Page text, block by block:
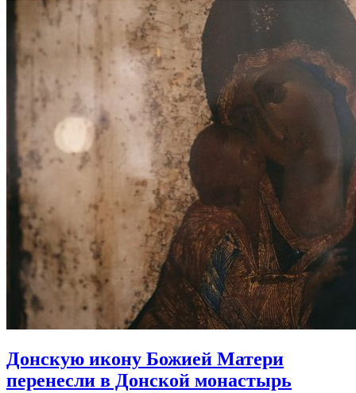
Донскую икону Божией Матери
перенесли в Донской монастырь